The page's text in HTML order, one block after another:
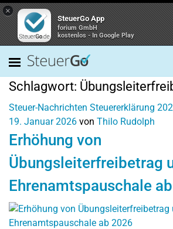
×
SteuerGo App
forium GmbH
kostenlos - In Google Play
Schlagwort:
Steuer-Nachrichten Steuererklärung
19. Januar 2026 von Thilo Rudolph
Erhöhung von
Übungsleiterfreibetrag
Ehrenamtspauschale